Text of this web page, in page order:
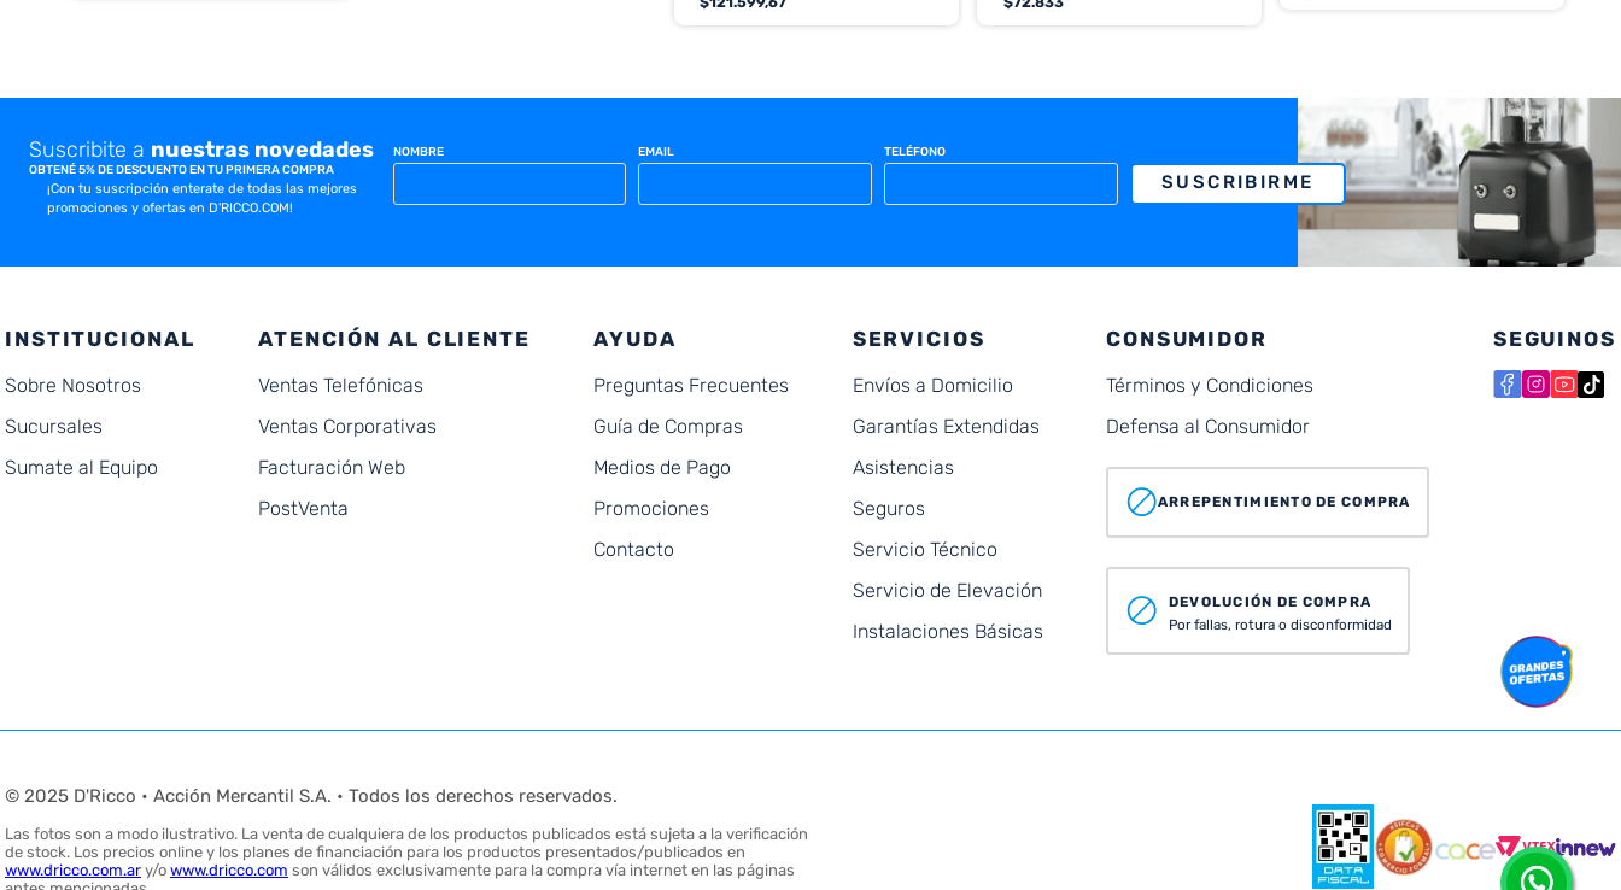
Suscribite a nuestras novedades
OBTENÉ 5% DE DESCUENTO EN TU PRIMERA COMPRA
¡Con tu suscripción enterate de todas las mejores
promociones y ofertas en D'RICCO.COM!
NOMBRE EMAIL TELÉFONO
SUSCRIBIRME
INSTITUCIONAL
Sobre Nosotros
Sucursales
Sumate al Equipo
ATENCIÓN AL CLIENTE
Ventas Telefónicas
Ventas Corporativas
Facturación Web
PostVenta
AYUDA
Preguntas Frecuentes
Guía de Compras
Medios de Pago
Promociones
Contacto
SERVICIOS
Envíos a Domicilio
Garantías Extendidas
Asistencias
Seguros
Servicio Técnico
Servicio de Elevación
Instalaciones Básicas
CONSUMIDOR
Términos y Condiciones
Defensa al Consumidor
ARREPENTIMIENTO DE COMPRA
DEVOLUCIÓN DE COMPRA
Por fallas, rotura o disconformidad
SEGUINOS
© 2025 D'Ricco • Acción Mercantil S.A. • Todos los derechos reservados.
Las fotos son a modo ilustrativo. La venta de cualquiera de los productos publicados está sujeta a la verificación
de stock. Los precios online y los planes de financiación para los productos presentados/publicados en
www.dricco.com.ar y/o www.dricco.com son válidos exclusivamente para la compra vía internet en las páginas